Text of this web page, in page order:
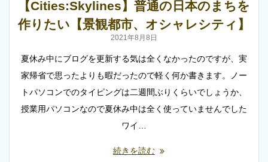
【Cities:Skylines】普通の日本のまちを
作りたい【景観都市、オシャレシティ】
2021年8月8日
夏休み中にブログを更新する気は全くなかったのですが、実
家帰省で思ったよりも暇だったので軽く何か書きます。ノー
トパソコンでのタイピングは二週間ぶりくらいでしょうか、
授業用パソコンなので夏休み中は全く使っていませんでした
ワイ…
続きを読む